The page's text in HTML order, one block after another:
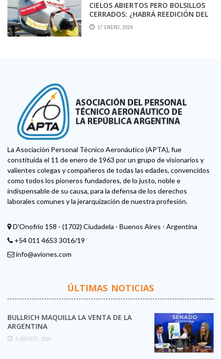
CIELOS ABIERTOS PERO BOLSILLOS
CERRADOS: ¿HABRÁ REEDICIÓN DEL
INDUSTRICIDIO?
17 ENERO, 2024
La Asociación Personal Técnico Aeronáutico (APTA), fue
constituida el 11 de enero de 1963 por un grupo de visionarios y
valientes colegas y compañeros de todas las edades, convencidos
como todos los pioneros fundadores, de lo justo, noble e
indispensable de su causa, para la defensa de los derechos
laborales comunes y la jerarquización de nuestra profesión.
D'Onofrio 158 - (1702) Ciudadela - Buenos Aires - Argentina
+54 011 4653 3016/19
info@aviones.com
ÚLTIMAS NOTICIAS
BULLRICH MAQUILLA LA VENTA DE LA
ARGENTINA
5 AGOSTO, 2026